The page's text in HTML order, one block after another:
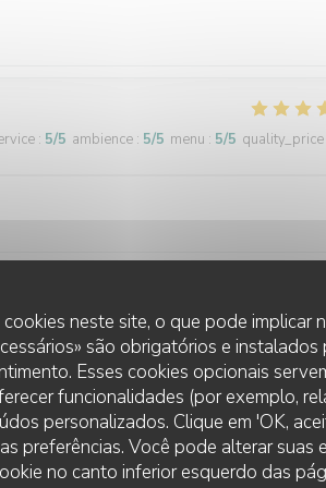
neste site, o que pode implicar
são obrigatórios e
Esses cookies opcionais
funcionalidades (por exemplo,
personalizados. Clique em 'OK,
preferências. Você pode alterar suas
no canto inferior esquerdo das
: 5/5 ambience : 5/5 menu : 5/5 quality_price
:5/5 ambience:5 /5 menu : 5/5 quality_price
:5/5 ambience :5/5 menu:5/5 quality_price